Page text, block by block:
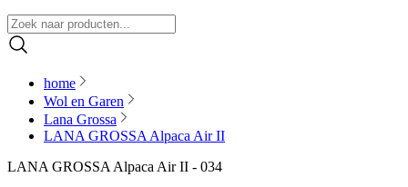
home
Wol en Garen
Lana Grossa
LANA GROSSA Alpaca Air II
LANA GROSSA Alpaca Air II - 034